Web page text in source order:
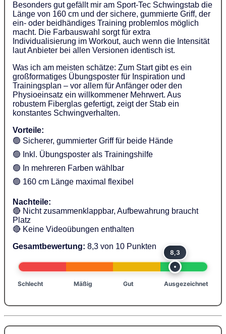
Besonders gut gefällt mir am Sport-Tec Schwingstab die
Länge von 160 cm und der sichere, gummierte Griff, der
ein- oder beidhändiges Training problemlos möglich
macht. Die Farbauswahl sorgt für extra
Individualisierung im Workout, auch wenn die Intensität
laut Anbieter bei allen Versionen identisch ist.
Was ich am meisten schätze: Zum Start gibt es ein
großformatiges Übungsposter für Inspiration und
Trainingsplan – vor allem für Anfänger oder den
Physioeinsatz ein willkommener Mehrwert. Aus
robustem Fiberglas gefertigt, zeigt der Stab ein
konstantes Schwingverhalten.
Vorteile:
🟢 Sicherer, gummierter Griff für beide Hände
🟢 Inkl. Übungsposter als Trainingshilfe
🟢 In mehreren Farben wählbar
🟢 160 cm Länge maximal flexibel
Nachteile:
🔴 Nicht zusammenklappbar, Aufbewahrung braucht
Platz
🔴 Keine Videoübungen enthalten
Gesamtbewertung: 8,3 von 10 Punkten
8,3
Schlecht Mäßig Gut Ausgezeichnet